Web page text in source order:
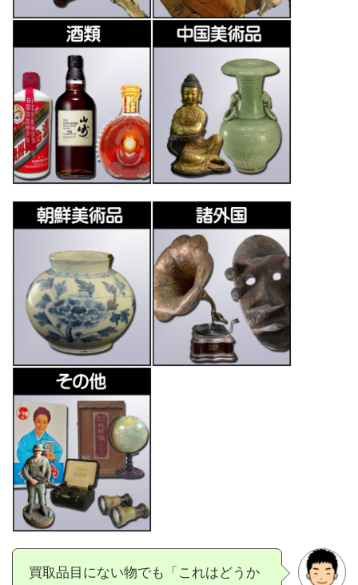
買取品目にない物でも「これはどうか